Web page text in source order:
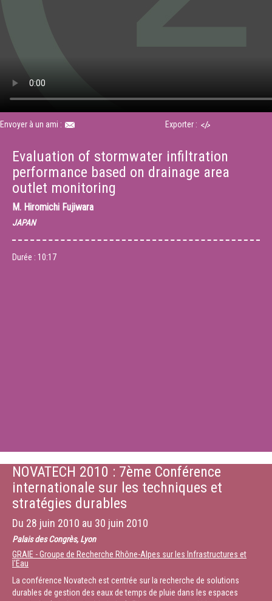
Envoyer à un ami : Exporter :
Evaluation of stormwater infiltration
performance based on drainage area
outlet monitoring
M. Hiromichi Fujiwara
JAPAN
Durée : 10:17
NOVATECH 2010 : 7ème Conférence
internationale sur les techniques et
stratégies durables
Du 28 juin 2010 au 30 juin 2010
Palais des Congrès, Lyon
GRAIE - Groupe de Recherche Rhône-Alpes sur les Infrastructures et
l'Eau
La conférence Novatech est centrée sur la recherche de solutions
durables de gestion des eaux de temps de pluie dans les espaces